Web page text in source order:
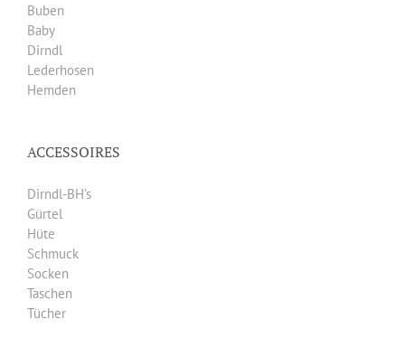
Buben
Baby
Dirndl
Lederhosen
Hemden
ACCESSOIRES
Dirndl-BH’s
Gürtel
Hüte
Schmuck
Socken
Taschen
Tücher